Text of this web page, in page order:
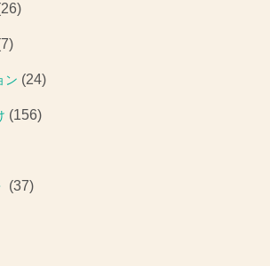
ン (24)
(156)
(37)